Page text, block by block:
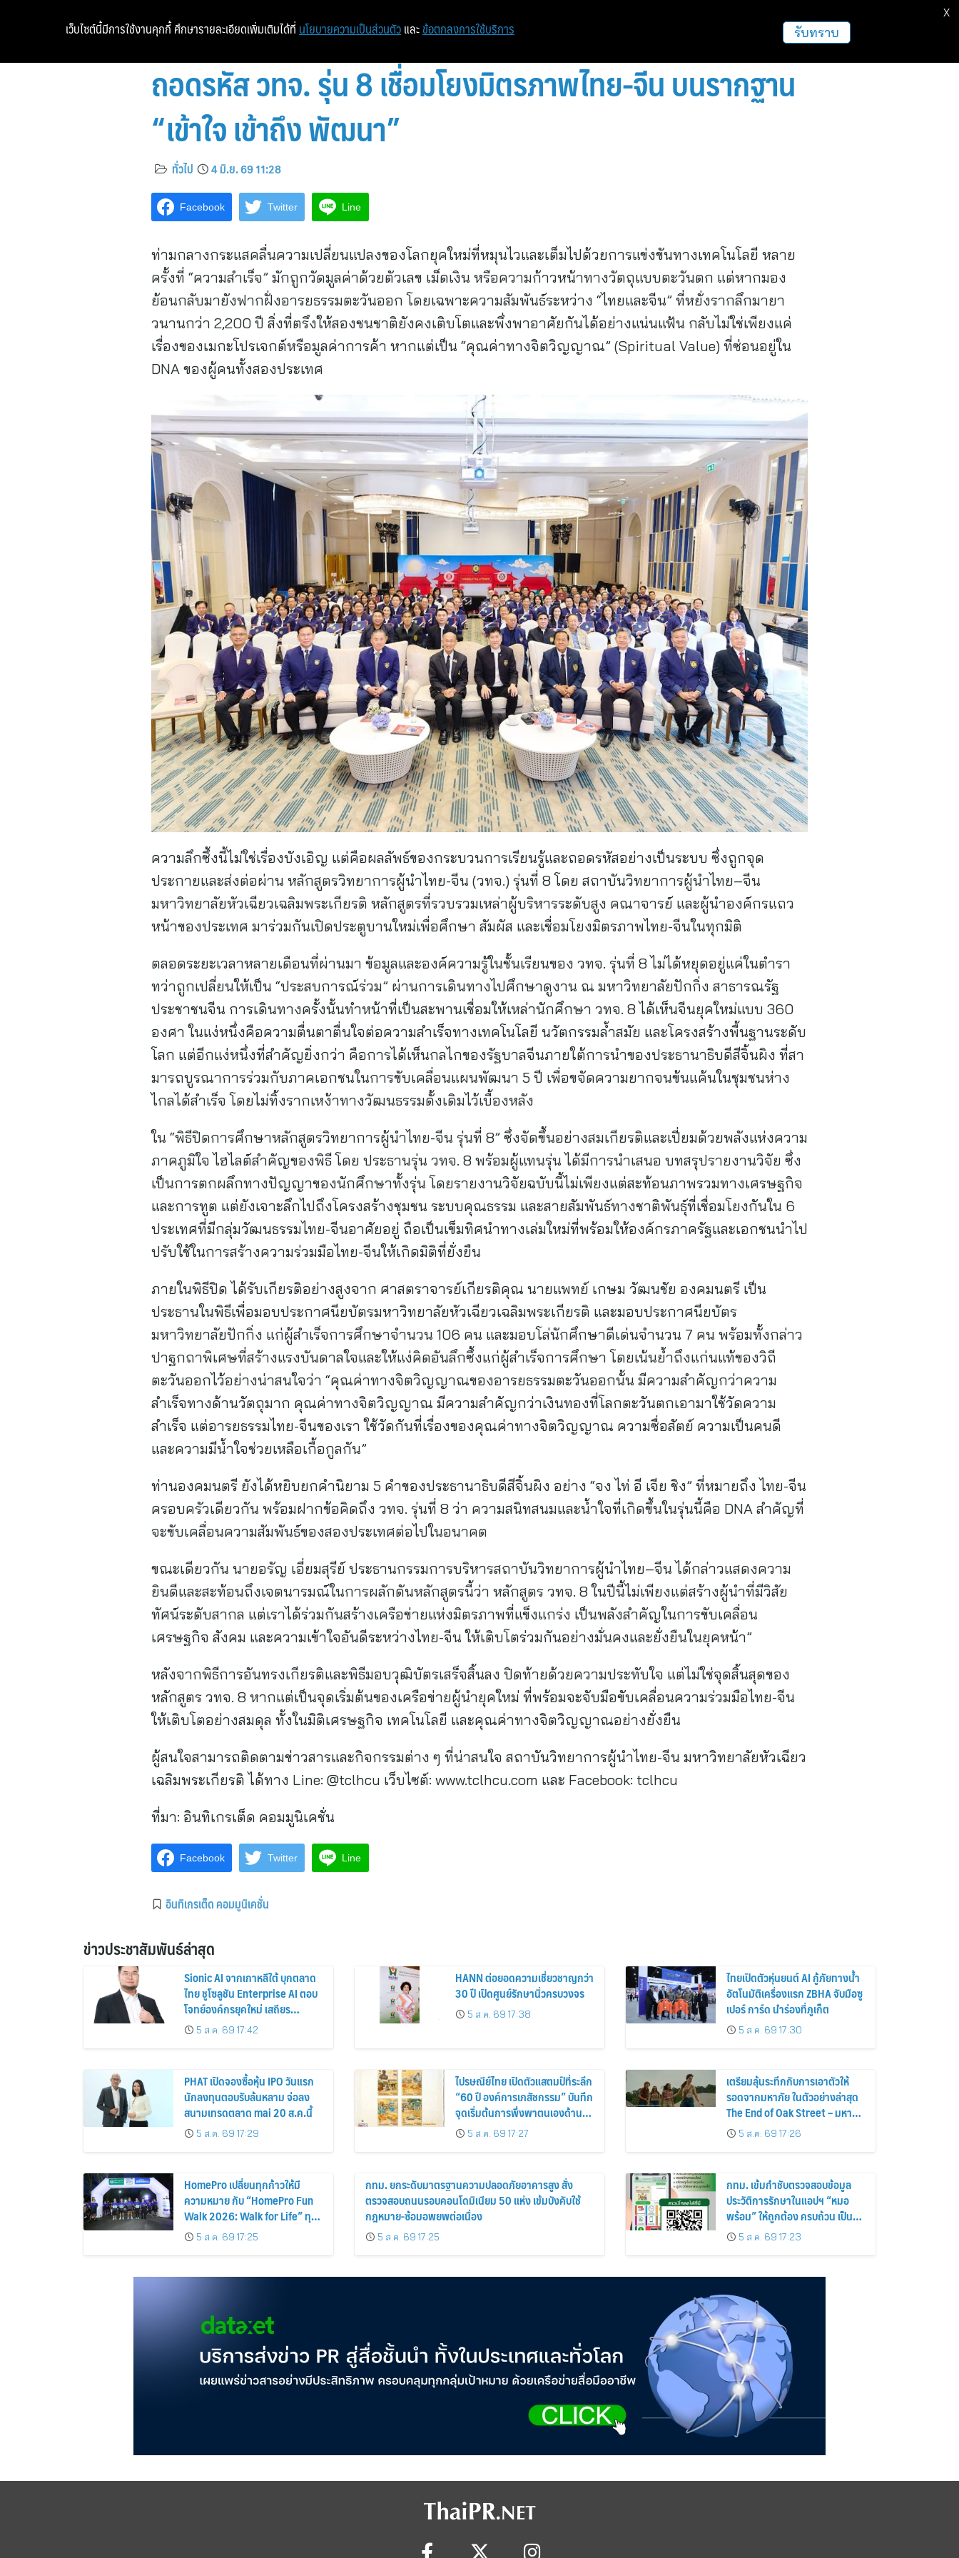
หน้าแรก ท่องเที่ยว ฝากข่าวประชาสัมพันธ์
ถอดรหัส วทจ. รุ่น 8 เชื่อมโยงมิตรภาพไทย-จีน บนรากฐาน
“เข้าใจ เข้าถึง พัฒนา”
ทั่วไป 4 มิ.ย. 69 11:28
Facebook Twitter Line
ท่ามกลางกระแสคลื่นความเปลี่ยนแปลงของโลกยุคใหม่ที่หมุนไวและเต็มไปด้วยการแข่งขันทางเทคโนโลยี หลาย
ครั้งที่ “ความสำเร็จ” มักถูกวัดมูลค่าด้วยตัวเลข เม็ดเงิน หรือความก้าวหน้าทางวัตถุแบบตะวันตก แต่หากมอง
ย้อนกลับมายังฟากฝั่งอารยธรรมตะวันออก โดยเฉพาะความสัมพันธ์ระหว่าง “ไทยและจีน” ที่หยั่งรากลึกมายา
วนานกว่า 2,200 ปี สิ่งที่ตรึงให้สองชนชาติยังคงเติบโตและพึ่งพาอาศัยกันได้อย่างแน่นแฟ้น กลับไม่ใช่เพียงแค่
เรื่องของเมกะโปรเจกต์หรือมูลค่าการค้า หากแต่เป็น “คุณค่าทางจิตวิญญาณ” (Spiritual Value) ที่ซ่อนอยู่ใน
DNA ของผู้คนทั้งสองประเทศ
ความลึกซึ้งนี้ไม่ใช่เรื่องบังเอิญ แต่คือผลลัพธ์ของกระบวนการเรียนรู้และถอดรหัสอย่างเป็นระบบ ซึ่งถูกจุด
ประกายและส่งต่อผ่าน หลักสูตรวิทยาการผู้นำไทย-จีน (วทจ.) รุ่นที่ 8 โดย สถาบันวิทยาการผู้นำไทย–จีน
มหาวิทยาลัยหัวเฉียวเฉลิมพระเกียรติ หลักสูตรที่รวบรวมเหล่าผู้บริหารระดับสูง คณาจารย์ และผู้นำองค์กรแถว
หน้าของประเทศ มาร่วมกันเปิดประตูบานใหม่เพื่อศึกษา สัมผัส และเชื่อมโยงมิตรภาพไทย-จีนในทุกมิติ
ตลอดระยะเวลาหลายเดือนที่ผ่านมา ข้อมูลและองค์ความรู้ในชั้นเรียนของ วทจ. รุ่นที่ 8 ไม่ได้หยุดอยู่แค่ในตำรา
ทว่าถูกเปลี่ยนให้เป็น “ประสบการณ์ร่วม” ผ่านการเดินทางไปศึกษาดูงาน ณ มหาวิทยาลัยปักกิ่ง สาธารณรัฐ
ประชาชนจีน การเดินทางครั้งนั้นทำหน้าที่เป็นสะพานเชื่อมให้เหล่านักศึกษา วทจ. 8 ได้เห็นจีนยุคใหม่แบบ 360
องศา ในแง่หนึ่งคือความตื่นตาตื่นใจต่อความสำเร็จทางเทคโนโลยี นวัตกรรมล้ำสมัย และโครงสร้างพื้นฐานระดับ
โลก แต่อีกแง่หนึ่งที่สำคัญยิ่งกว่า คือการได้เห็นกลไกของรัฐบาลจีนภายใต้การนำของประธานาธิบดีสีจิ้นผิง ที่สา
มารถบูรณาการร่วมกับภาคเอกชนในการขับเคลื่อนแผนพัฒนา 5 ปี เพื่อขจัดความยากจนข้นแค้นในชุมชนห่าง
ไกลได้สำเร็จ โดยไม่ทิ้งรากเหง้าทางวัฒนธรรมดั้งเดิมไว้เบื้องหลัง
ใน “พิธีปิดการศึกษาหลักสูตรวิทยาการผู้นำไทย-จีน รุ่นที่ 8” ซึ่งจัดขึ้นอย่างสมเกียรติและเปี่ยมด้วยพลังแห่งความ
ภาคภูมิใจ ไฮไลต์สำคัญของพิธี โดย ประธานรุ่น วทจ. 8 พร้อมผู้แทนรุ่น ได้มีการนำเสนอ บทสรุปรายงานวิจัย ซึ่ง
เป็นการตกผลึกทางปัญญาของนักศึกษาทั้งรุ่น โดยรายงานวิจัยฉบับนี้ไม่เพียงแต่สะท้อนภาพรวมทางเศรษฐกิจ
และการทูต แต่ยังเจาะลึกไปถึงโครงสร้างชุมชน ระบบคุณธรรม และสายสัมพันธ์ทางชาติพันธุ์ที่เชื่อมโยงกันใน 6
ประเทศที่มีกลุ่มวัฒนธรรมไทย-จีนอาศัยอยู่ ถือเป็นเข็มทิศนำทางเล่มใหม่ที่พร้อมให้องค์กรภาครัฐและเอกชนนำไป
ปรับใช้ในการสร้างความร่วมมือไทย-จีนให้เกิดมิติที่ยั่งยืน
ภายในพิธีปิด ได้รับเกียรติอย่างสูงจาก ศาสตราจารย์เกียรติคุณ นายแพทย์ เกษม วัฒนชัย องคมนตรี เป็น
ประธานในพิธีเพื่อมอบประกาศนียบัตรมหาวิทยาลัยหัวเฉียวเฉลิมพระเกียรติ และมอบประกาศนียบัตร
มหาวิทยาลัยปักกิ่ง แก่ผู้สำเร็จการศึกษาจำนวน 106 คน และมอบโล่นักศึกษาดีเด่นจำนวน 7 คน พร้อมทั้งกล่าว
ปาฐกถาพิเศษที่สร้างแรงบันดาลใจและให้แง่คิดอันลึกซึ้งแก่ผู้สำเร็จการศึกษา โดยเน้นย้ำถึงแก่นแท้ของวิถี
ตะวันออกไว้อย่างน่าสนใจว่า “คุณค่าทางจิตวิญญาณของอารยธรรมตะวันออกนั้น มีความสำคัญกว่าความ
สำเร็จทางด้านวัตถุมาก คุณค่าทางจิตวิญญาณ มีความสำคัญกว่าเงินทองที่โลกตะวันตกเอามาใช้วัดความ
สำเร็จ แต่อารยธรรมไทย-จีนของเรา ใช้วัดกันที่เรื่องของคุณค่าทางจิตวิญญาณ ความซื่อสัตย์ ความเป็นคนดี
และความมีน้ำใจช่วยเหลือเกื้อกูลกัน”
ท่านองคมนตรี ยังได้หยิบยกคำนิยาม 5 คำของประธานาธิบดีสีจิ้นผิง อย่าง “จง ไท่ อี เจีย ชิง” ที่หมายถึง ไทย-จีน
ครอบครัวเดียวกัน พร้อมฝากข้อคิดถึง วทจ. รุ่นที่ 8 ว่า ความสนิทสนมและน้ำใจที่เกิดขึ้นในรุ่นนี้คือ DNA สำคัญที่
จะขับเคลื่อนความสัมพันธ์ของสองประเทศต่อไปในอนาคต
ขณะเดียวกัน นายอรัญ เอี่ยมสุรีย์ ประธานกรรมการบริหารสถาบันวิทยาการผู้นำไทย–จีน ได้กล่าวแสดงความ
ยินดีและสะท้อนถึงเจตนารมณ์ในการผลักดันหลักสูตรนี้ว่า หลักสูตร วทจ. 8 ในปีนี้ไม่เพียงแต่สร้างผู้นำที่มีวิสัย
ทัศน์ระดับสากล แต่เราได้ร่วมกันสร้างเครือข่ายแห่งมิตรภาพที่แข็งแกร่ง เป็นพลังสำคัญในการขับเคลื่อน
เศรษฐกิจ สังคม และความเข้าใจอันดีระหว่างไทย-จีน ให้เติบโตร่วมกันอย่างมั่นคงและยั่งยืนในยุคหน้า”
หลังจากพิธีการอันทรงเกียรติและพิธีมอบวุฒิบัตรเสร็จสิ้นลง ปิดท้ายด้วยความประทับใจ แต่ไม่ใช่จุดสิ้นสุดของ
หลักสูตร วทจ. 8 หากแต่เป็นจุดเริ่มต้นของเครือข่ายผู้นำยุคใหม่ ที่พร้อมจะจับมือขับเคลื่อนความร่วมมือไทย-จีน
ให้เติบโตอย่างสมดุล ทั้งในมิติเศรษฐกิจ เทคโนโลยี และคุณค่าทางจิตวิญญาณอย่างยั่งยืน
ผู้สนใจสามารถติดตามข่าวสารและกิจกรรมต่าง ๆ ที่น่าสนใจ สถาบันวิทยาการผู้นำไทย-จีน มหาวิทยาลัยหัวเฉียว
เฉลิมพระเกียรติ ได้ทาง Line: @tclhcu เว็บไซต์: www.tclhcu.com และ Facebook: tclhcu
ที่มา: อินทิเกรเต็ด คอมมูนิเคชั่น
Facebook Twitter Line
อินทิเกรเต็ด คอมมูนิเคชั่น
ข่าวประชาสัมพันธ์ล่าสุด
Sionic AI จากเกาหลีใต้ บุกตลาด
ไทย ชูโซลูชัน Enterprise AI ตอบ
โจทย์องค์กรยุคใหม่ เสถียร
ปลอดภัย และใช้งานได้จริง
5 ส.ค. 69 17:42
HANN ต่อยอดความเชี่ยวชาญกว่า
30 ปี เปิดศูนย์รักษานิ่วครบวงจร
5 ส.ค. 69 17:38
ไทยเปิดตัวหุ่นยนต์ AI กู้ภัยทางน้ำ
อัตโนมัติเครื่องแรก ZBHA จับมือซู
เปอร์ การ์ด นำร่องที่ภูเก็ต
5 ส.ค. 69 17:30
PHAT เปิดจองซื้อหุ้น IPO วันแรก
นักลงทุนตอบรับล้นหลาม จ่อลง
สนามเทรดตลาด mai 20 ส.ค.นี้
5 ส.ค. 69 17:29
ไปรษณีย์ไทย เปิดตัวแสตมป์ที่ระลึก
“60 ปี องค์การเภสัชกรรม” บันทึก
จุดเริ่มต้นการพึ่งพาตนเองด้านยา
ของไทย สู่ 6 ทศวรรษแห่งการ
พัฒนาสุขภาพคนไทย
5 ส.ค. 69 17:27
เตรียมลุ้นระทึกกับการเอาตัวให้
รอดจากมหาภัย ในตัวอย่างล่าสุด
The End of Oak Street – มหาภัย
สุดถนนโอ๊ค
5 ส.ค. 69 17:26
HomePro เปลี่ยนทุกก้าวให้มี
ความหมาย กับ “HomePro Fun
Walk 2026: Walk for Life” ทุก
ก้าวที่เดิน… คือโอกาสแห่งการมี
ชีวิต
5 ส.ค. 69 17:25
กทม. ยกระดับมาตรฐานความปลอดภัยอาคารสูง สั่ง
ตรวจสอบถนนรอบคอนโดมิเนียม 50 แห่ง เข้มบังคับใช้
กฎหมาย-ซ้อมอพยพต่อเนื่อง
5 ส.ค. 69 17:25
กทม. เข้มกำชับตรวจสอบข้อมูล
ประวัติการรักษาในแอปฯ “หมอ
พร้อม” ให้ถูกต้อง ครบถ้วน เป็น
ปัจจุบันป้องกันสวมสิทธิการรักษา
5 ส.ค. 69 17:23
เว็บไซต์นี้มีการใช้งานคุกกี้ ศึกษารายละเอียดเพิ่มเติมได้ที่ นโยบายความเป็นส่วนตัว และ ข้อตกลงการใช้บริการ รับทราบ
X